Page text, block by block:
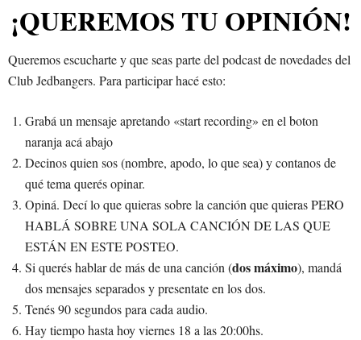
¡QUEREMOS TU OPINIÓN!
Queremos escucharte y que seas parte del podcast de novedades del
Club Jedbangers. Para participar hacé esto:
Grabá un mensaje apretando «start recording» en el boton
naranja acá abajo
Decinos quien sos (nombre, apodo, lo que sea) y contanos de
qué tema querés opinar.
Opiná. Decí lo que quieras sobre la canción que quieras PERO
HABLÁ SOBRE UNA SOLA CANCIÓN DE LAS QUE
ESTÁN EN ESTE POSTEO.
Si querés hablar de más de una canción (dos máximo), mandá
dos mensajes separados y presentate en los dos.
Tenés 90 segundos para cada audio.
Hay tiempo hasta hoy viernes 18 a las 20:00hs.